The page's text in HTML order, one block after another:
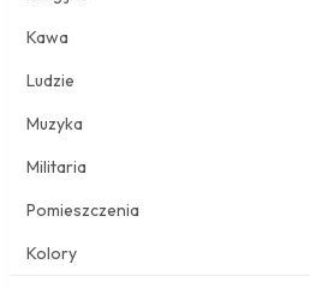
Kawa
Ludzie
Muzyka
Militaria
Pomieszczenia
Kolory